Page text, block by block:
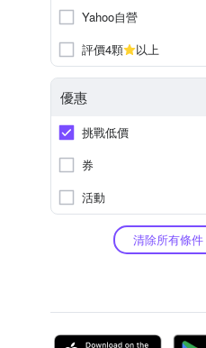
Yahoo自營
評價4顆
以上
優惠
挑戰低價
券
活動
清除所有條件